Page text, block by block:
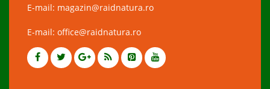
E-mail: magazin@raidnatura.ro
E-mail: office@raidnatura.ro